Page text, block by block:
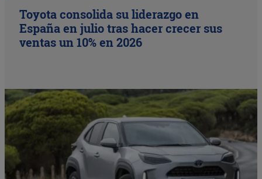
Toyota consolida su liderazgo en
España en julio tras hacer crecer sus
ventas un 10% en 2026